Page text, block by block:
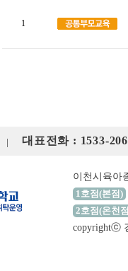
1
대표전화 : 1533-
이천시육아
1호점(본점)
2호점(온천
copyrightⓒ